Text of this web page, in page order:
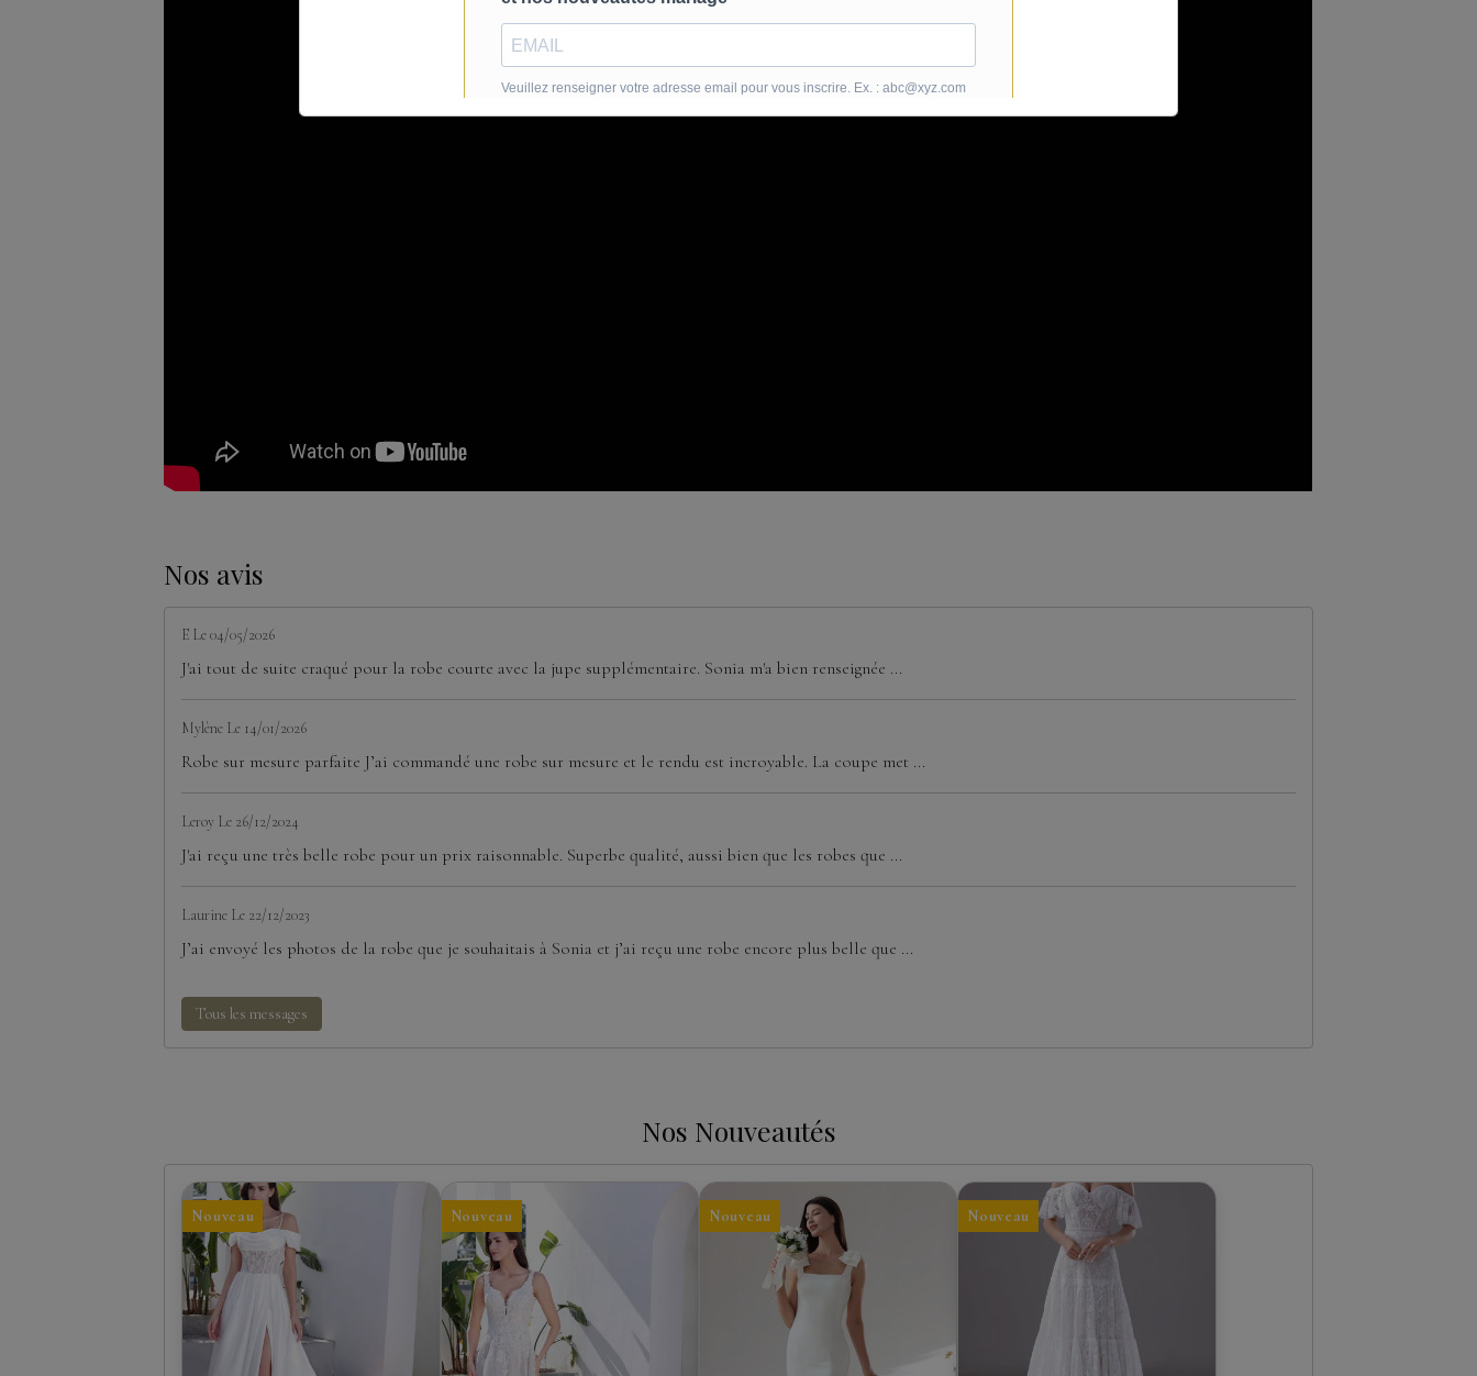
Nos avis
E Le 04/05/2026
J'ai tout de suite craqué pour la robe courte avec la jupe supplémentaire. Sonia m'a bien renseignée ...
Mylène Le 14/01/2026
Robe sur mesure parfaite J’ai commandé une robe sur mesure et le rendu est incroyable. La coupe met ...
Leroy Le 26/12/2024
J'ai reçu une très belle robe pour un prix raisonnable. Superbe qualité, aussi bien que les robes que ...
Laurine Le 22/12/2023
J’ai envoyé les photos de la robe que je souhaitais à Sonia et j’ai reçu une robe encore plus belle que ...
Tous les messages
Nos Nouveautés
Nouveau Nouveau Nouveau Nouveau